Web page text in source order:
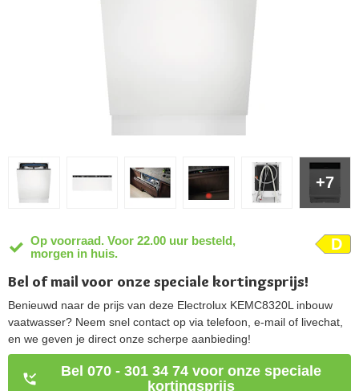
+7
Op voorraad. Voor 22.00 uur besteld,
morgen in huis.
D
Bel of mail voor onze speciale kortingsprijs!
Benieuwd naar de prijs van deze Electrolux KEMC8320L inbouw
vaatwasser? Neem snel contact op via telefoon, e-mail of livechat,
en we geven je direct onze scherpe aanbieding!
Bel 070 - 301 34 74 voor onze speciale
kortingsprijs